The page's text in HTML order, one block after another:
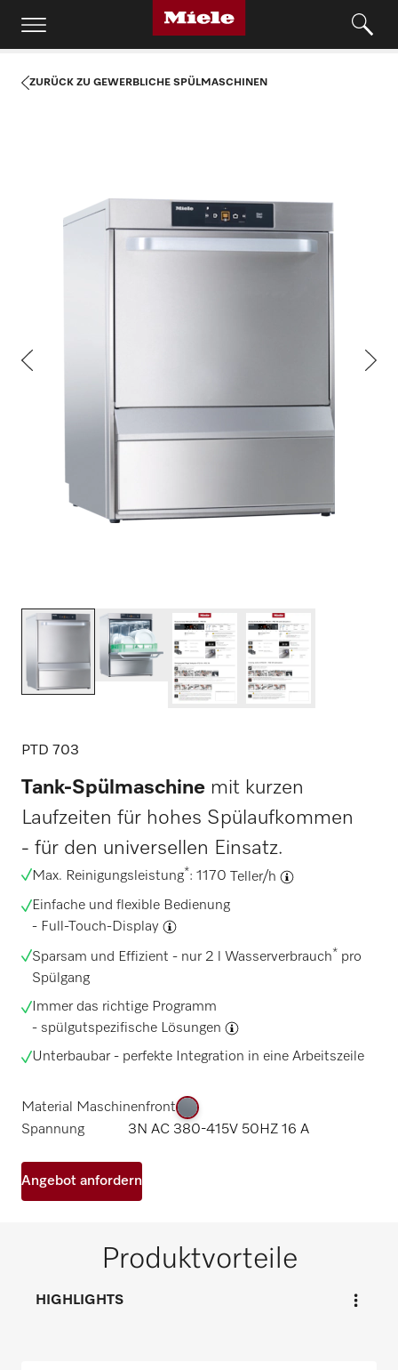
ZURÜCK ZU GEWERBLICHE SPÜLMASCHINEN
PTD 703
Tank-Spülmaschine mit kurzen
Laufzeiten für hohes Spülaufkommen
- für den universellen Einsatz.
Max. Reinigungsleistung*: 1170
Teller/h
Einfache und flexible Bedienung
- Full-Touch-Display
Sparsam und Effizient - nur 2 l Wasserverbrauch* pro
Spülgang
Immer das richtige Programm
- spülgutspezifische Lösungen
Unterbaubar - perfekte Integration in eine Arbeitszeile
Material Maschinenfront
Spannung
3N AC 380-415V 50HZ 16 A
Angebot anfordern
Produktvorteile
HIGHLIGHTS